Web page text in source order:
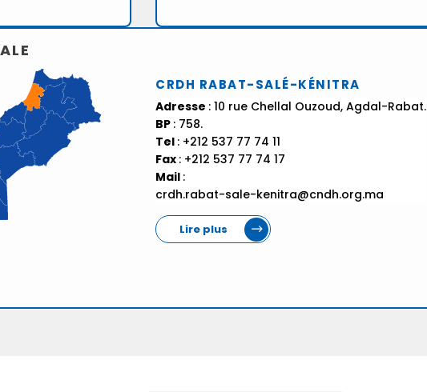
CRDH RABAT-SALÉ-KÉNITRA
Adresse : 10 rue Chellal Ouzoud, Agdal-Rabat.
BP : 758.
Tel : +212 537 77 74 11
Fax : +212 537 77 74 17
Mail :
crdh.rabat-sale-kenitra@cndh.org.ma
Lire plus